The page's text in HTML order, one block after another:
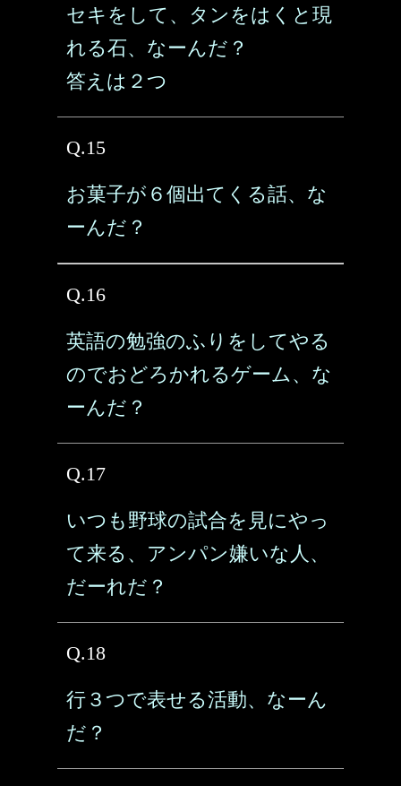
セキをして、タンをはくと現
れる石、なーんだ？
答えは２つ
Q.15
お菓子が６個出てくる話、な
ーんだ？
Q.16
英語の勉強のふりをしてやる
のでおどろかれるゲーム、な
ーんだ？
Q.17
いつも野球の試合を見にやっ
て来る、アンパン嫌いな人、
だーれだ？
Q.18
行３つで表せる活動、なーん
だ？